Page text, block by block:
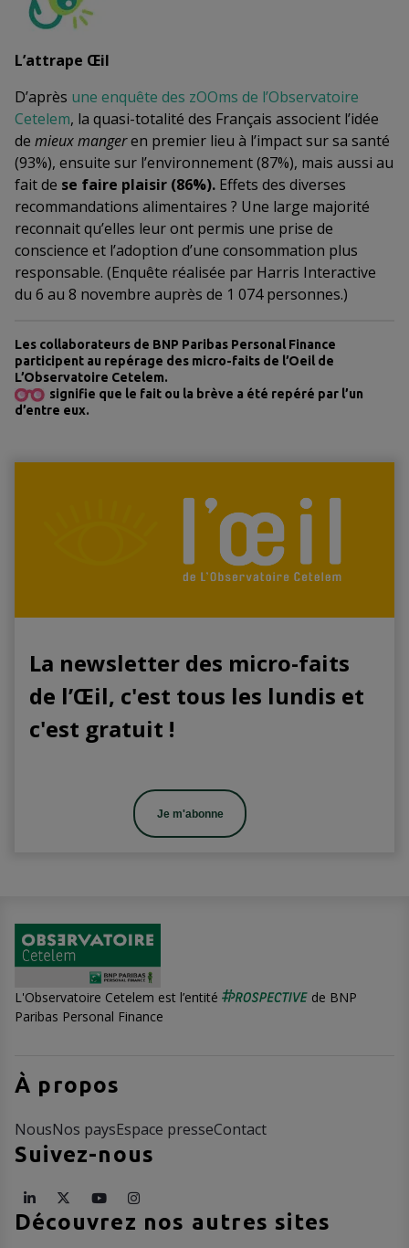
L’attrape Œil
D’après une enquête des zOOms de l’Observatoire
Cetelem, la quasi-totalité des Français associent l’idée
de mieux mangeren premier lieu à l’impact sur sa santé
(93%), ensuite sur l’environnement (87%), mais aussi au
fait de se faire plaisir (86%). Effets des diverses
recommandations alimentaires ? Une large majorité
reconnait qu’elles leur ont permis une prise de
conscience et l’adoption d’une consommation plus
responsable. (Enquête réalisée par Harris Interactive
du 6 au 8 novembre auprès de 1 074 personnes.)
Les collaborateurs de BNP Paribas Personal Finance
participent au repérage des micro-faits de l’Oeil de
L’Observatoire Cetelem.
signifie que le fait ou la brève a été repéré par l’un
d’entre eux.
La newsletter des micro-faits
de l’Œil, c'est tous les lundis et
c'est gratuit !
Je m'abonne
L'Observatoire Cetelem est l’entité
de BNP
Paribas Personal Finance
À propos
NousNos paysEspace presseContact
Suivez-nous
Découvrez nos autres sites